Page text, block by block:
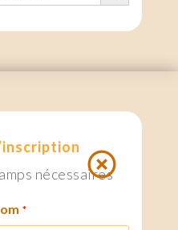
nécessaires
*